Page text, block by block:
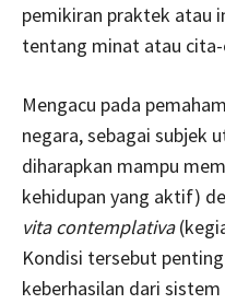
pemikiran praktek atau
tentang minat atau
Mengacu pada
negara, sebagai subjek
diharapkan mampu
kehidupan yang aktif)
vita contemplativa
Kondisi tersebut
keberhasilan dari